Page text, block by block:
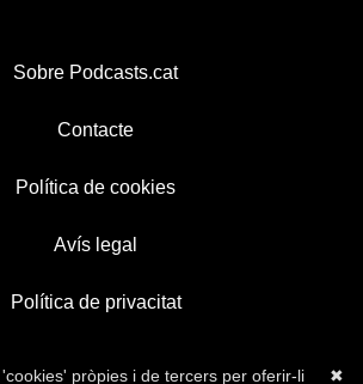
Sobre Podcasts.cat
Contacte
Política de cookies
Avís legal
Política de privacitat
✖
pròpies i de tercers per oferir-li